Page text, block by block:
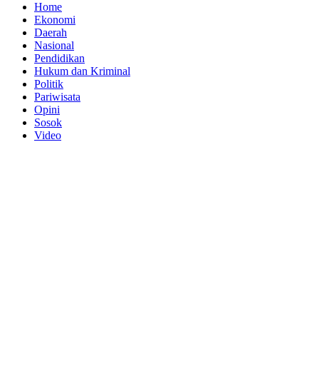
Home
Ekonomi
Daerah
Nasional
Pendidikan
Hukum dan Kriminal
Politik
Pariwisata
Opini
Sosok
Video